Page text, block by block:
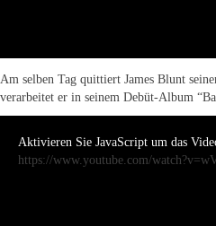
Am selben Tag quittiert James Blunt
verarbeitet er in seinem Debüt-Album
Aktivieren Sie JavaScript um das
https://www.youtube.com/